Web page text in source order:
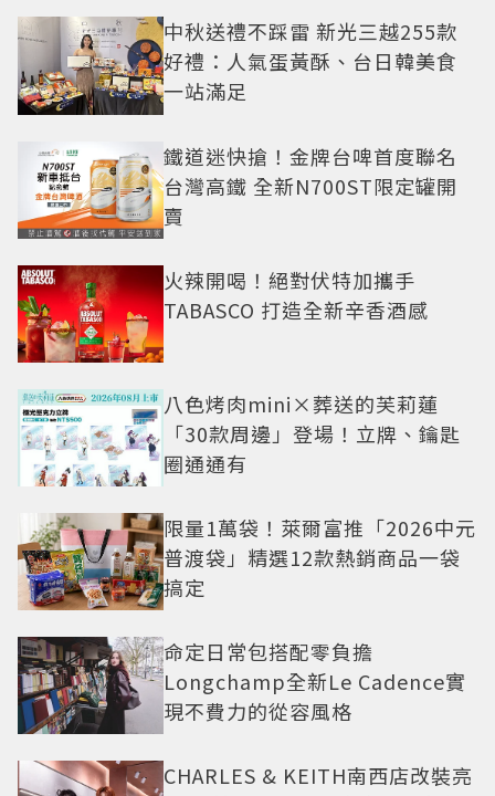
中秋送禮不踩雷 新光三越255款
好禮：人氣蛋黃酥、台日韓美食
一站滿足
鐵道迷快搶！金牌台啤首度聯名
台灣高鐵 全新N700ST限定罐開
賣
火辣開喝！絕對伏特加攜手
TABASCO 打造全新辛香酒感
八色烤肉mini×葬送的芙莉蓮
「30款周邊」登場！立牌、鑰匙
圈通通有
限量1萬袋！萊爾富推「2026中元
普渡袋」精選12款熱銷商品一袋
搞定
命定日常包搭配零負擔
Longchamp全新Le Cadence實
現不費力的從容風格
CHARLES & KEITH南西店改裝亮